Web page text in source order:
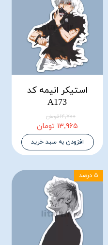
استیکر انیمه کد
A173
۱۴,۷۰۰ تومان
۱۳,۹۶۵ تومان
افزودن به سبد خرید
۵ درصد